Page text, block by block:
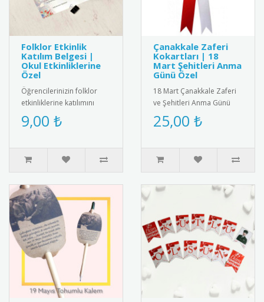
Folklor Etkinlik
Katılım Belgesi |
Okul Etkinliklerine
Özel
Öğrencilerinizin folklor
etkinliklerine katılımını
belgelemek için şık ve
anlamlı bir belge! Renkli ..
9,00 ₺
Çanakkale Zaferi
Kokartları | 18
Mart Şehitleri Anma
Günü Özel
18 Mart Çanakkale Zaferi
ve Şehitleri Anma Günü
için özel tasarlanmış
kaliteli kokart seti.
25,00 ₺